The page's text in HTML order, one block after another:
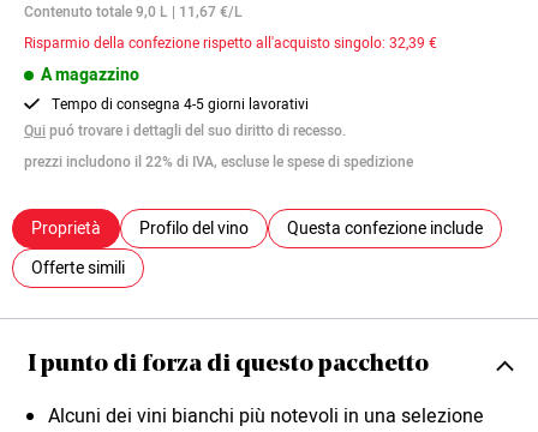
Contenuto totale 9,0 L | 11,67 €/L
Risparmio della confezione rispetto all'acquisto singolo: 32,39 €
A magazzino
Tempo di consegna 4-5 giorni lavorativi
Quipuó trovare i dettagli del suo diritto di recesso.
prezzi includono il 22% di IVA, escluse le spese di spedizione
Proprietà Profilo del vino
Questa confezione include
Offerte simili
I punto di forza di questo pacchetto
Alcuni dei vini bianchi più notevoli in una selezione